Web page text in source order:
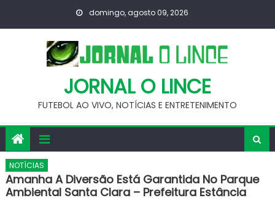
domingo, agosto 09, 2026
JORNAL O LINCE
FUTEBOL AO VIVO, NOTÍCIAS E ENTRETENIMENTO
NOTÍCIAS
Amanha A Diversão Está Garantida No Parque
Ambiental Santa Clara – Prefeitura Estância